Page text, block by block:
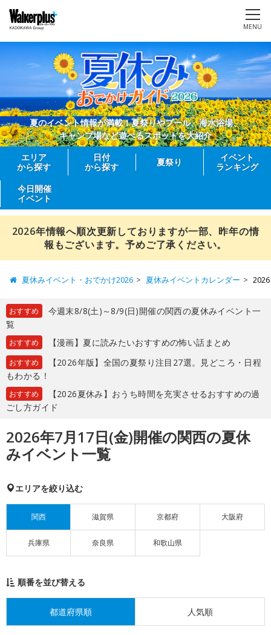
MENU
夏のイベント情報が満載！夏祭りやプール、海水浴場、
キャンプ場など遊べるスポットを大紹介
エリア
から探す
日付
から探す
夏祭り
イベント
ランキング
今日開催
イベント
2026年情報へ順次更新しておりますが一部、昨年の情
報もございます。予めご了承ください。
夏休みイベント・おでかけ2026 夏休みイベントカレンダー
おすすめ
今週末8/8(土)～8/9(日)開催の関西の夏休みイベント一
覧
おすすめ 【漫画】夏に読みたいおすすめの怖い話まとめ
おすすめ
【2026年版】全国の夏祭り注目27選。見どころ・日程
もわかる！
おすすめ
【2026夏休み】おうち時間を充実させるおすすめの過
ごし方ガイド
2026年7月17日(金)開催の関西の夏休
みイベント一覧
エリアを絞り込む
関西 滋賀県 京都府 大阪府
兵庫県 奈良県 和歌山県
順番を並び替える
都道府県順 人気順